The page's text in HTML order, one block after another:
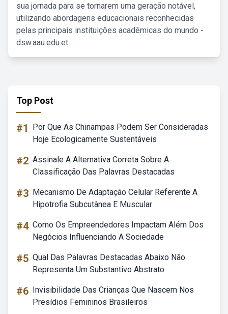
sua jornada para se tornarem uma geração notável,
utilizando abordagens educacionais reconhecidas
pelas principais instituições acadêmicas do mundo -
dsw.aau.edu.et.
Top Post
#1
Por Que As Chinampas Podem Ser Consideradas
Hoje Ecologicamente Sustentáveis
#2 Assinale A Alternativa Correta Sobre A
Classificação Das Palavras Destacadas
#3 Mecanismo De Adaptação Celular Referente A
Hipotrofia Subcutânea E Muscular
#4 Como Os Empreendedores Impactam Além Dos
Negócios Influenciando A Sociedade
#5 Qual Das Palavras Destacadas Abaixo Não
Representa Um Substantivo Abstrato
#6 Invisibilidade Das Crianças Que Nascem Nos
Presídios Femininos Brasileiros